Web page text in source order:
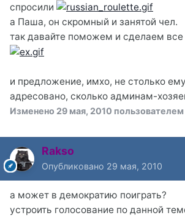
спросили
а Паша, он скромный и занятой чел.
так давайте поможем и сделаем все
и предложение, имхо, не столько
адресовано, сколько админам-
Изменено 29 мая, 2010 пользователем
Rakso
Опубликовано 29 мая, 2010
а может в демократию поиграть?
устроить голосование по данной